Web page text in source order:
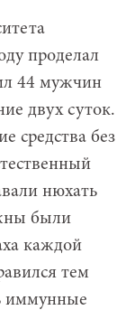
проделал
44 мужчин
двух суток.
средства без
нюхать
были
каждой
тем
иммунные